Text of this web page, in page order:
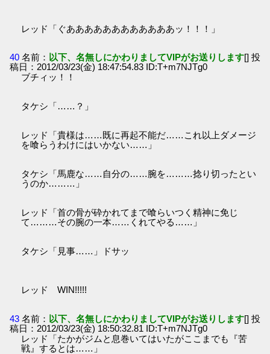
レッド「ぐああああああああああああッ！！！」
40 名前： 以下、名無しにかわりましてVIPがお送りします[] 投
稿日：2012/03/23(金) 18:47:54.83 ID:T+m7NJTg0
ブチィッ！！
タケシ「……？」
レッド「貴様は……既に再起不能だ……これ以上ダメージ
を喰らうわけにはいかない……」
タケシ「馬鹿な……自分の……腕を………捻り切ったとい
うのか………」
レッド「首の骨が砕かれてまで喰らいつく精神に免じ
て………その腕の一本……くれてやる……」
タケシ「見事……」ドサッ
レッド WIN!!!!!
43 名前： 以下、名無しにかわりましてVIPがお送りします[] 投
稿日：2012/03/23(金) 18:50:32.81 ID:T+m7NJTg0
レッド「たかがジムと息巻いてはいたがここまでも『苦
戦』するとは……」